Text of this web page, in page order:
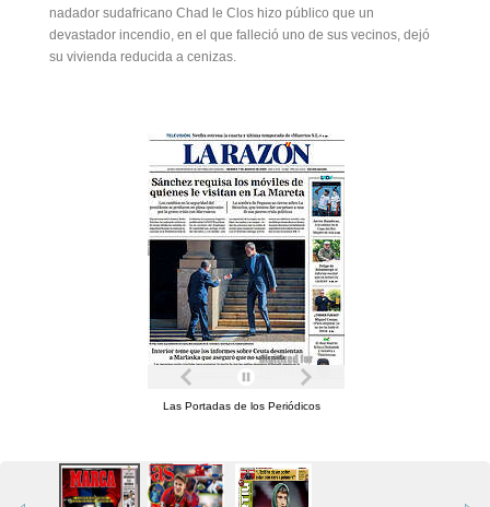
nadador sudafricano Chad le Clos hizo público que un
devastador incendio, en el que falleció uno de sus vecinos, dejó
su vivienda reducida a cenizas.
Las Portadas de los Periódicos